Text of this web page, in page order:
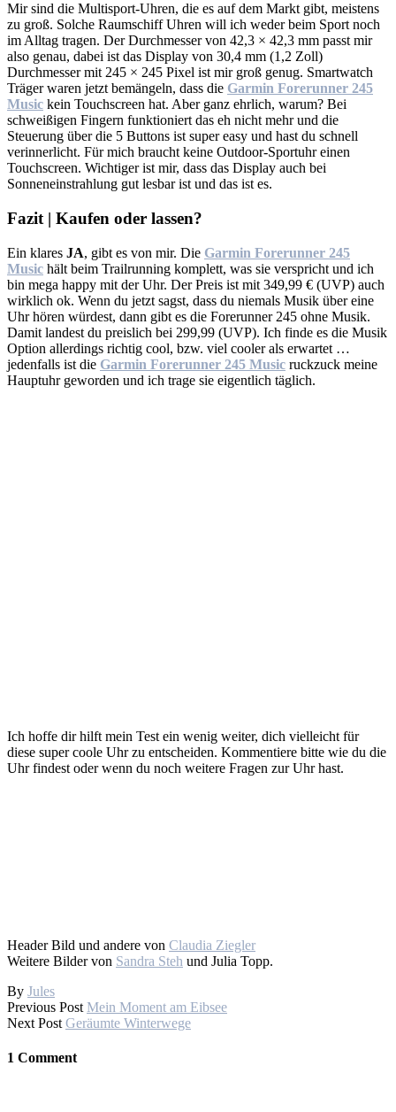
Mir sind die Multisport-Uhren, die es auf dem Markt gibt, meistens
zu groß. Solche Raumschiff Uhren will ich weder beim Sport noch
im Alltag tragen. Der Durchmesser von 42,3 × 42,3 mm passt mir
also genau, dabei ist das Display von 30,4 mm (1,2 Zoll)
Durchmesser mit 245 × 245 Pixel ist mir groß genug. Smartwatch
Träger waren jetzt bemängeln, dass die Garmin Forerunner 245
Music kein Touchscreen hat. Aber ganz ehrlich, warum? Bei
schweißigen Fingern funktioniert das eh nicht mehr und die
Steuerung über die 5 Buttons ist super easy und hast du schnell
verinnerlicht. Für mich braucht keine Outdoor-Sportuhr einen
Touchscreen. Wichtiger ist mir, dass das Display auch bei
Sonneneinstrahlung gut lesbar ist und das ist es.
Fazit | Kaufen oder lassen?
Ein klares JA, gibt es von mir. Die Garmin Forerunner 245
Music hält beim Trailrunning komplett, was sie verspricht und ich
bin mega happy mit der Uhr. Der Preis ist mit 349,99 € (UVP) auch
wirklich ok. Wenn du jetzt sagst, dass du niemals Musik über eine
Uhr hören würdest, dann gibt es die Forerunner 245 ohne Musik.
Damit landest du preislich bei 299,99 (UVP). Ich finde es die Musik
Option allerdings richtig cool, bzw. viel cooler als erwartet …
jedenfalls ist die Garmin Forerunner 245 Music ruckzuck meine
Hauptuhr geworden und ich trage sie eigentlich täglich.
Ich hoffe dir hilft mein Test ein wenig weiter, dich vielleicht für
diese super coole Uhr zu entscheiden. Kommentiere bitte wie du die
Uhr findest oder wenn du noch weitere Fragen zur Uhr hast.
Header Bild und andere von Claudia Ziegler
Weitere Bilder von Sandra Steh und Julia Topp.
By Jules
Previous Post Mein Moment am Eibsee
Next Post Geräumte Winterwege
1 Comment